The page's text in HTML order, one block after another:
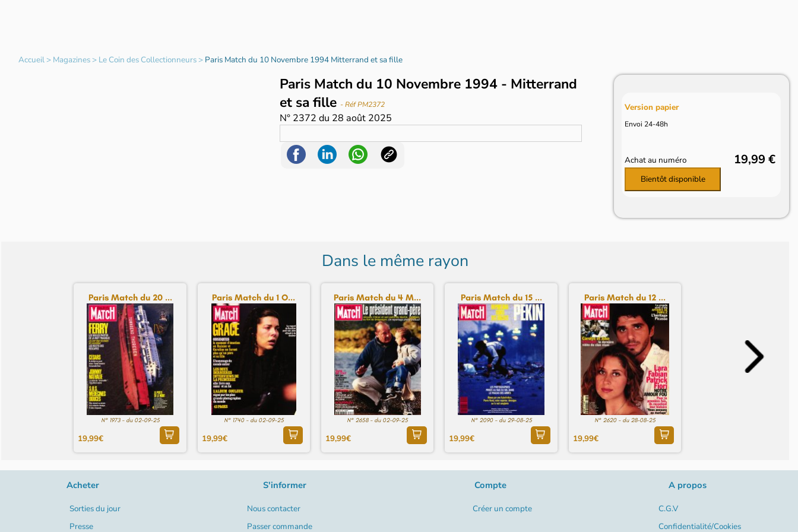
Accueil> Magazines> Le Coin des Collectionneurs> Paris Match du 10 Novembre 1994 Mitterrand et sa fille
Paris Match du 10 Novembre 1994 - Mitterrand
et sa fille - Réf PM2372
N° 2372 du 28 août 2025
Version papier
Envoi 24-48h
Achat au numéro 19,99 €
Bientôt disponible
Dans le même rayon
Paris Match du 20 ...
N° 1973 - du 02-09-25
19,99€
Paris Match du 1 O...
N° 1740 - du 02-09-25
19,99€
Paris Match du 4 M...
N° 2658 - du 02-09-25
19,99€
Paris Match du 15 ...
N° 2090 - du 29-08-25
19,99€
Paris Match du 12 ...
N° 2620 - du 28-08-25
19,99€
Acheter
Sorties du jour
Presse
S'informer
Nous contacter
Passer commande
Compte
Créer un compte
A propos
C.G.V
Confidentialité/Cookies